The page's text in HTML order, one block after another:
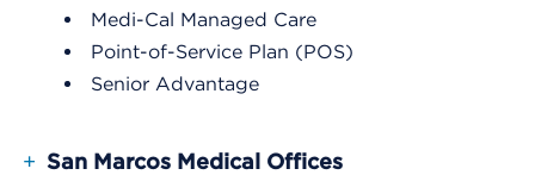
Medi-Cal Managed Care
Point-of-Service Plan (POS)
Senior Advantage
+ San Marcos Medical Offices